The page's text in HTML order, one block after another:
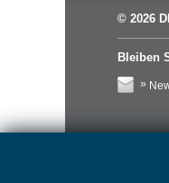
© 2026
Bleiben